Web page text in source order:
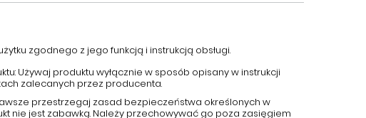
zgodnego z jego funkcją i instrukcją obsługi.
Używaj produktu wyłącznie w sposób opisany w instrukcji
zalecanych przez producenta.
przestrzegaj zasad bezpieczeństwa określonych w
nie jest zabawką. Należy przechowywać go poza zasięgiem